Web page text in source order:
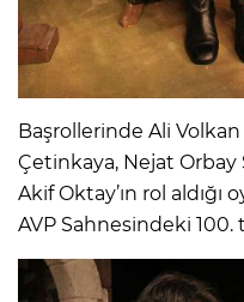
Başrollerinde Ali
Çetinkaya, Nejat
Akif Oktay’ın rol
AVP Sahnesindeki 100.